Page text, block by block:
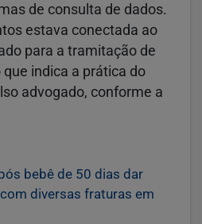
de consulta de dados.
estava conectada ao
para a tramitação de
indica a prática do
advogado, conforme a
bebê de 50 dias dar
diversas fraturas em